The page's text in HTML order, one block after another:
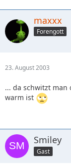
maxxx
Forengott
23. August 2003
... da schwitzt
warm ist
Smiley
Gast